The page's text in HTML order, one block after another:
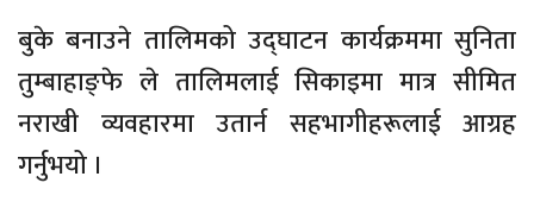
बुके बनाउने तालिमको उद्घाटन कार्यक्रममा सुनिता
तुम्बाहाङ्फे ले तालिमलाई सिकाइमा मात्र सीमित
नराखी व्यवहारमा उतार्न सहभागीहरूलाई आग्रह
गर्नुभयो ।